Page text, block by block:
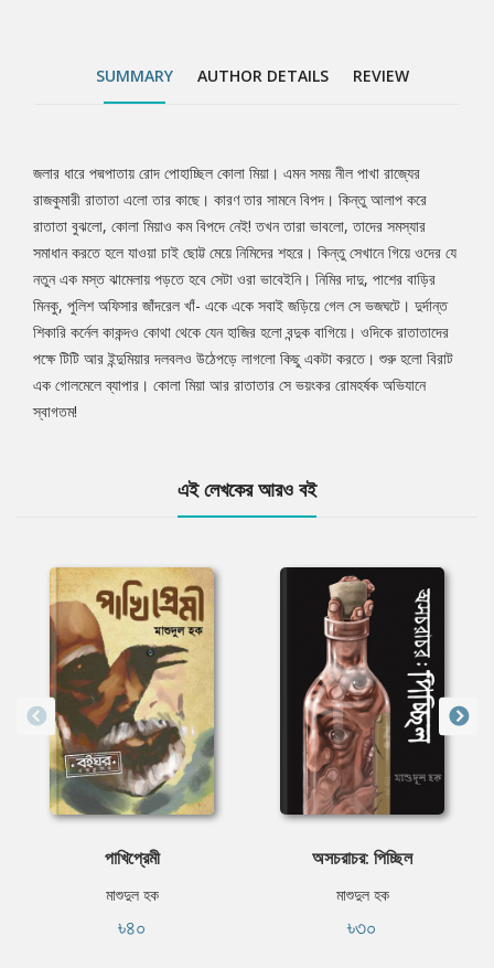
SUMMARY AUTHOR DETAILS REVIEW
Tab
Article
জলার ধারে পদ্মপাতায় রোদ পোহাচ্ছিল কোলা মিয়া। এমন সময় নীল পাখা রাজ্যের
রাজকুমারী রাতাতা এলো তার কাছে। কারণ তার সামনে বিপদ। কিন্তু আলাপ করে
রাতাতা বুঝলো, কোলা মিয়াও কম বিপদে নেই! তখন তারা ভাবলো, তাদের সমস্যার
সমাধান করতে হলে যাওয়া চাই ছোট্ট মেয়ে নিমিদের শহরে। কিন্তু সেখানে গিয়ে ওদের যে
নতুন এক মস্ত ঝামেলায় পড়তে হবে সেটা ওরা ভাবেইনি। নিমির দাদু, পাশের বাড়ির
মিনকু, পুলিশ অফিসার জাঁদরেল খাঁ- একে একে সবাই জড়িয়ে গেল সে ভজঘটে। দুর্দান্ত
শিকারি কর্নেল কাকন্দও কোথা থেকে যেন হাজির হলো বন্দুক বাগিয়ে। ওদিকে রাতাতাদের
পক্ষে টিটি আর ইন্দুমিয়ার দলবলও উঠেপড়ে লাগলো কিছু একটা করতে। শুরু হলো বিরাট
এক গোলমেলে ব্যাপার। কোলা মিয়া আর রাতাতার সে ভয়ংকর রোমহর্ষক অভিযানে
স্বাগতম!
এই লেখকের আরও বই
পাখিপ্রেমী
মাশুদুল হক
৳৪০
অসচরাচর: পিচ্ছিল
মাশুদুল হক
৳৩০